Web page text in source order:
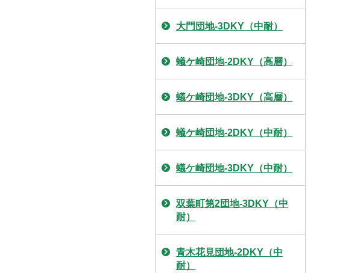
大門団地-3DKY（中耐）
蟻ケ崎団地-2DKY（高層）
蟻ケ崎団地-3DKY（高層）
蟻ケ崎団地-2DKY（中耐）
蟻ケ崎団地-3DKY（中耐）
双葉町第2団地-3DKY（中
耐）
青木花見団地-2DKY（中
耐）